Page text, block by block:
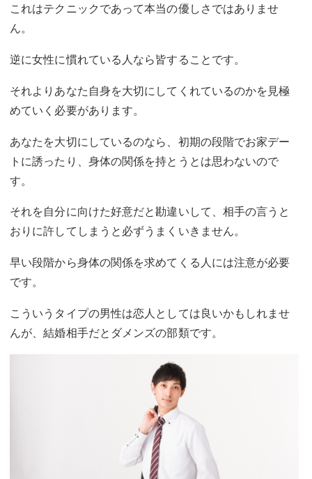
これはテクニックであって本当の優しさではありませ
ん。
逆に女性に慣れている人なら皆することです。
それよりあなた自身を大切にしてくれているのかを見極
めていく必要があります。
あなたを大切にしているのなら、初期の段階でお家デー
トに誘ったり、身体の関係を持とうとは思わないので
す。
それを自分に向けた好意だと勘違いして、相手の言うと
おりに許してしまうと必ずうまくいきません。
早い段階から身体の関係を求めてくる人には注意が必要
です。
こういうタイプの男性は恋人としては良いかもしれませ
んが、結婚相手だとダメンズの部類です。